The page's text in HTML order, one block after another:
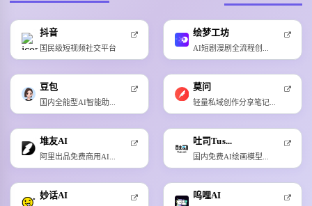
抖音
国民级短视频社交平台
绘梦工坊
AI短剧漫剧全流程创...
豆包
国内全能型AI智能助...
莫问
轻量私域创作分享笔记...
堆友AI
阿里出品免费商用AI...
吐司Tus...
国内免费AI绘画模型...
妙话AI 呜哩AI